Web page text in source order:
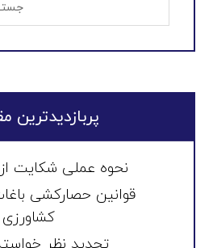
پربازدیدترین
نحوه عملی شکایت
قوانین حصارکشی
کشاورزی